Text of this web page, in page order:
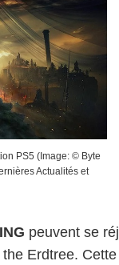
PS5 (Image: © Byte
Actualités et
peuvent se
Erdtree. Cette